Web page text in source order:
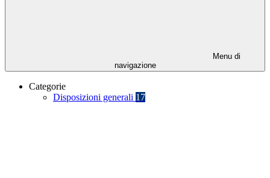
Menu di
navigazione
Categorie
Disposizioni generali 17